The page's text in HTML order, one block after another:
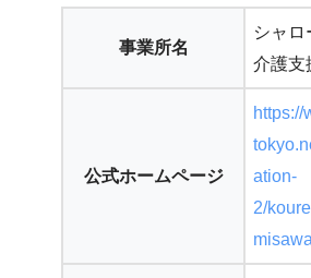
事業所名
シャロ
介護支
公式ホームページ
https://
ation-
2/